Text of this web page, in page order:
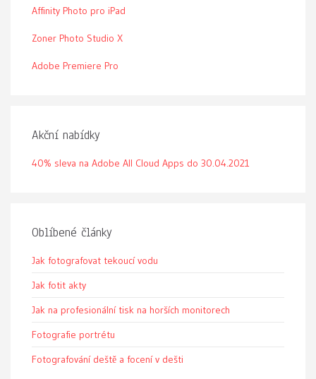
Affinity Photo pro iPad
Zoner Photo Studio X
Adobe Premiere Pro
Akční nabídky
40% sleva na Adobe All Cloud Apps do 30.04.2021
Oblíbené články
Jak fotografovat tekoucí vodu
Jak fotit akty
Jak na profesionální tisk na horších monitorech
Fotografie portrétu
Fotografování deště a focení v dešti